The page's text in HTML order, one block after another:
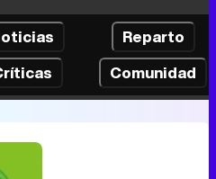
Reparto
Comunidad